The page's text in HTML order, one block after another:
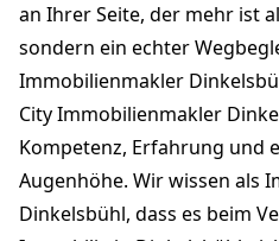
an Ihrer Seite, der mehr ist
sondern ein echter
Immobilienmakler
City Immobilienmakler
Kompetenz, Erfahrung und
Augenhöhe. Wir wissen als
Dinkelsbühl, dass es beim